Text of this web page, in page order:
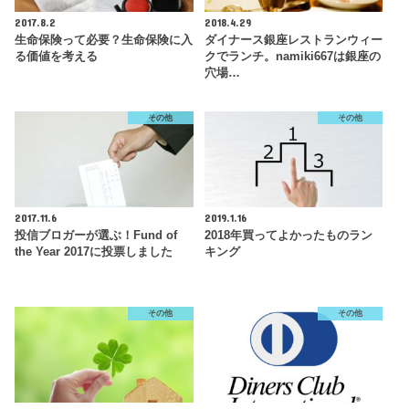
2017.8.2
生命保険って必要？生命保険に入
る価値を考える
2018.4.29
ダイナース銀座レストランウィー
クでランチ。namiki667は銀座の
穴場…
その他
2017.11.6
投信ブロガーが選ぶ！Fund of
the Year 2017に投票しました
その他
2019.1.16
2018年買ってよかったものラン
キング
その他 その他